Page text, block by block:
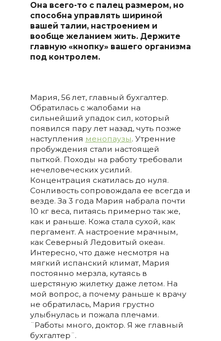
Она всего-то с палец размером, но
способна управлять шириной
вашей талии, настроением и
вообще желанием жить. Держите
главную «кнопку» вашего организма
под контролем.
Мария, 56 лет, главный бухгалтер.
Обратилась с жалобами на
сильнейший упадок сил, который
появился пару лет назад, чуть позже
наступления менопаузы. Утренние
пробуждения стали настоящей
пыткой. Походы на работу требовали
нечеловеческих усилий.
Концентрация скатилась до нуля.
Сонливость сопровождала ее всегда и
везде. За 3 года Мария набрала почти
10 кг веса, питаясь примерно так же,
как и раньше. Кожа стала сухой, как
пергамент. А настроение мрачным,
как Северный Ледовитый океан.
Интересно, что даже несмотря на
мягкий испанский климат, Мария
постоянно мерзла, кутаясь в
шерстяную жилетку даже летом. На
мой вопрос, а почему раньше к врачу
не обратилась, Мария грустно
улыбнулась и пожала плечами.
¨Работы много, доктор. Я же главный
бухгалтер¨.